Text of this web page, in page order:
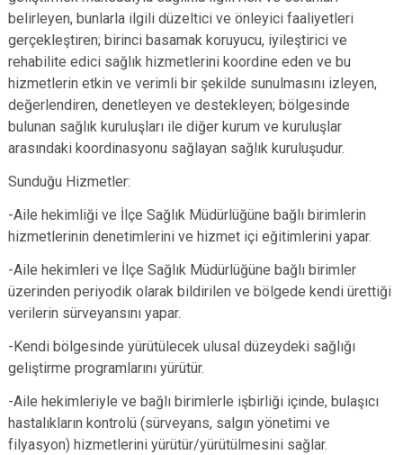
Karpuzlu
Koçarlı
Efeler
belirleyen, bunlarla ilgili düzeltici ve önleyici faaliyetleri
gerçekleştiren; birinci basamak koruyucu, iyileştirici ve
rehabilite edici sağlık hizmetlerini koordine eden ve bu
hizmetlerin etkin ve verimli bir şekilde sunulmasını izleyen,
değerlendiren, denetleyen ve destekleyen; bölgesinde
bulunan sağlık kuruluşları ile diğer kurum ve kuruluşlar
arasındaki koordinasyonu sağlayan sağlık kuruluşudur.
Sunduğu Hizmetler:
-Aile hekimliği ve İlçe Sağlık Müdürlüğüne bağlı birimlerin
hizmetlerinin denetimlerini ve hizmet içi eğitimlerini yapar.
-Aile hekimleri ve İlçe Sağlık Müdürlüğüne bağlı birimler
üzerinden periyodik olarak bildirilen ve bölgede kendi ürettiği
verilerin sürveyansını yapar.
-Kendi bölgesinde yürütülecek ulusal düzeydeki sağlığı
geliştirme programlarını yürütür.
-Aile hekimleriyle ve bağlı birimlerle işbirliği içinde, bulaşıcı
hastalıkların kontrolü (sürveyans, salgın yönetimi ve
filyasyon) hizmetlerini yürütür/yürütülmesini sağlar.